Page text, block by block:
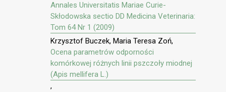
Annales Universitatis Mariae Curie-
Skłodowska sectio DD Medicina Veterinaria:
Tom 64 Nr 1 (2009)
Krzysztof Buczek, Maria Teresa Zoń,
Ocena parametrów odporności
komórkowej różnych linii pszczoły miodnej
(Apis mellifera L.)
,